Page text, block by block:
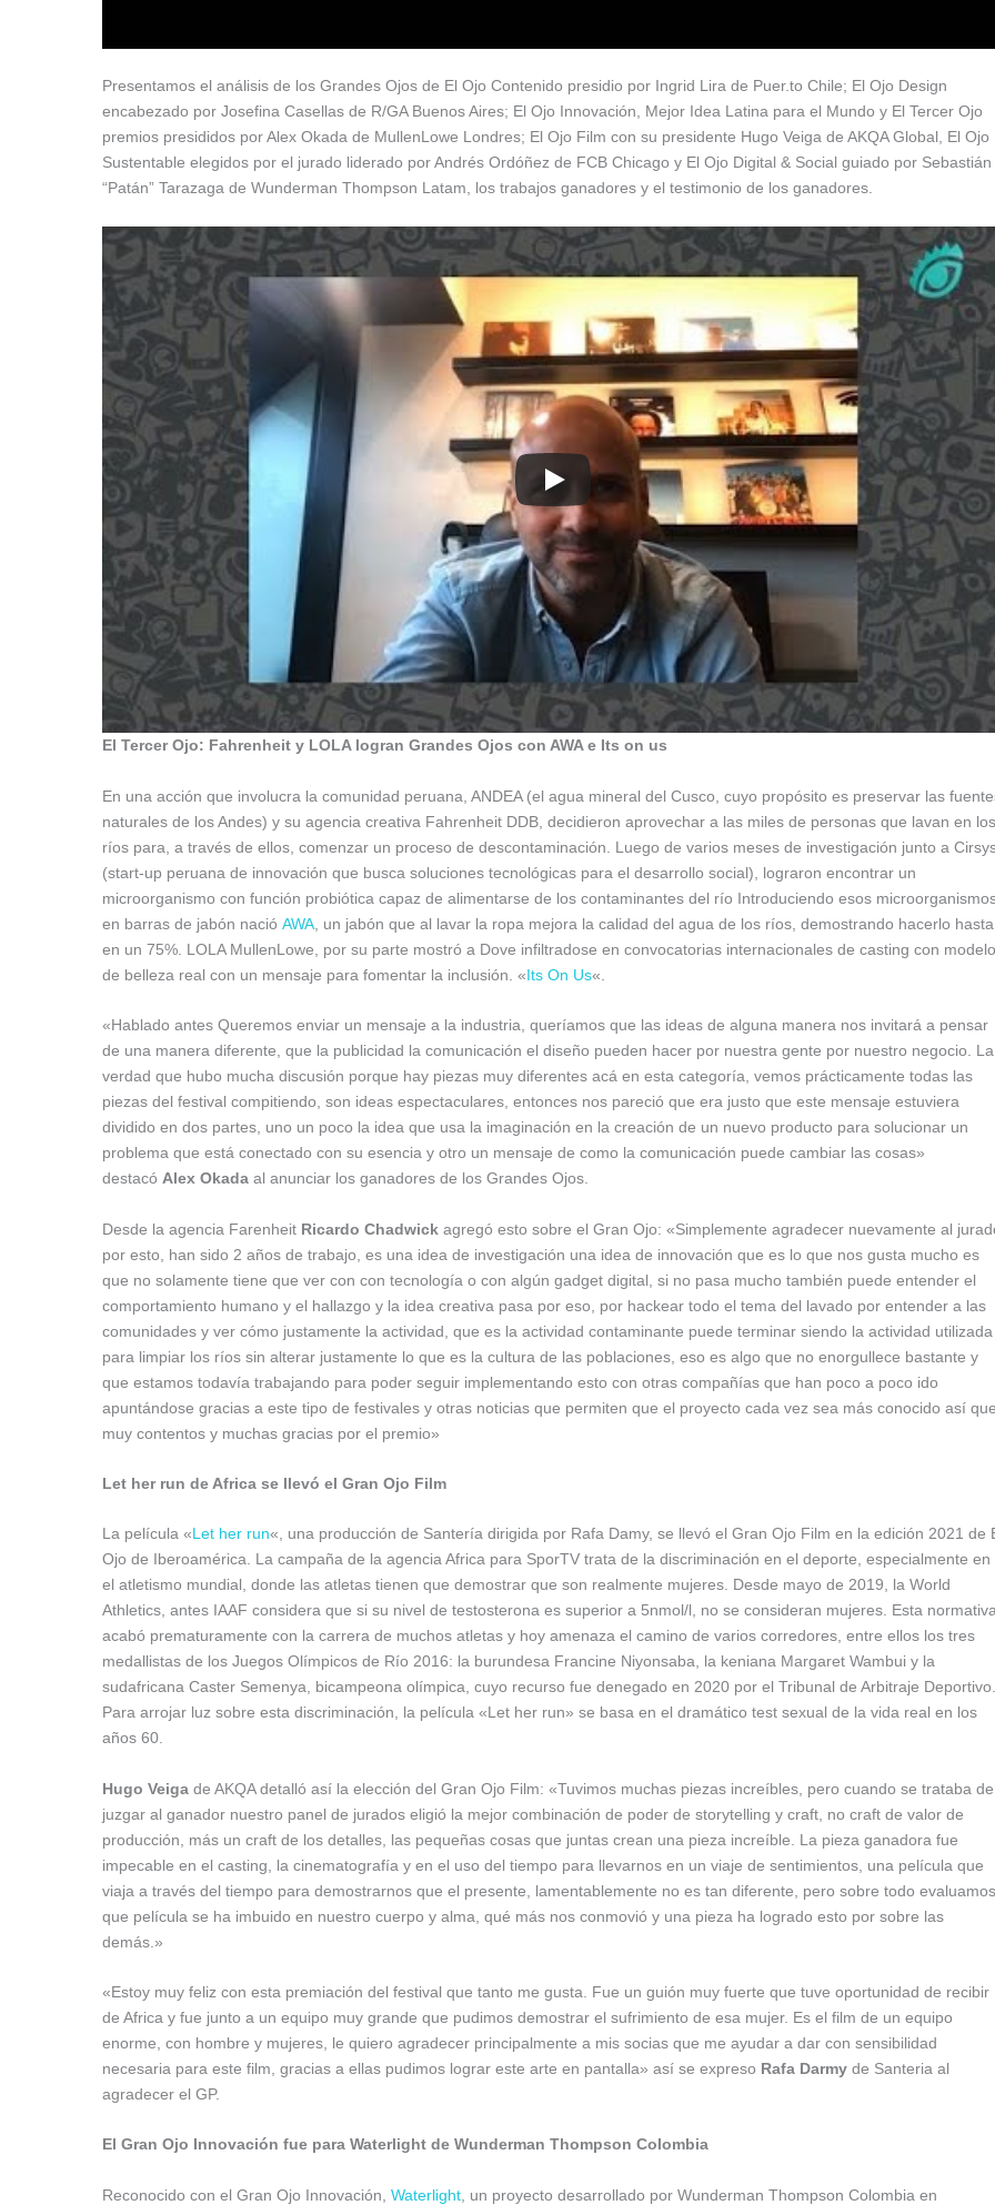
Presentamos el análisis de los Grandes Ojos de El Ojo Contenido presidio por Ingrid Lira de Puer.to Chile; El Ojo Design
encabezado por Josefina Casellas de R/GA Buenos Aires; El Ojo Innovación, Mejor Idea Latina para el Mundo y El Tercer Ojo
premios presididos por Alex Okada de MullenLowe Londres; El Ojo Film con su presidente Hugo Veiga de AKQA Global, El Ojo
Sustentable elegidos por el jurado liderado por Andrés Ordóñez de FCB Chicago y El Ojo Digital & Social guiado por Sebastián
“Patán” Tarazaga de Wunderman Thompson Latam, los trabajos ganadores y el testimonio de los ganadores.
El Tercer Ojo: Fahrenheit y LOLA logran Grandes Ojos con AWA e Its on us
En una acción que involucra la comunidad peruana, ANDEA (el agua mineral del Cusco, cuyo propósito es preservar las
naturales de los Andes) y su agencia creativa Fahrenheit DDB, decidieron aprovechar a las miles de personas que lavan en los
ríos para, a través de ellos, comenzar un proceso de descontaminación. Luego de varios meses de investigación junto a
(start-up peruana de innovación que busca soluciones tecnológicas para el desarrollo social), lograron encontrar un
microorganismo con función probiótica capaz de alimentarse de los contaminantes del río Introduciendo esos
en barras de jabón nació AWA , un jabón que al lavar la ropa mejora la calidad del agua de los ríos, demostrando hacerlo hasta
en un 75%. LOLA MullenLowe, por su parte mostró a Dove infiltradose en convocatorias internacionales de casting con
de belleza real con un mensaje para fomentar la inclusión. «Its On Us«.
«Hablado antes Queremos enviar un mensaje a la industria, queríamos que las ideas de alguna manera nos invitará a pensar
de una manera diferente, que la publicidad la comunicación el diseño pueden hacer por nuestra gente por nuestro negocio. La
verdad que hubo mucha discusión porque hay piezas muy diferentes acá en esta categoría, vemos prácticamente todas las
piezas del festival compitiendo, son ideas espectaculares, entonces nos pareció que era justo que este mensaje estuviera
dividido en dos partes, uno un poco la idea que usa la imaginación en la creación de un nuevo producto para solucionar un
problema que está conectado con su esencia y otro un mensaje de como la comunicación puede cambiar las cosas»
destacó Alex Okada al anunciar los ganadores de los Grandes Ojos.
Desde la agencia Farenheit Ricardo Chadwick agregó esto sobre el Gran Ojo: «Simplemente agradecer nuevamente al
por esto, han sido 2 años de trabajo, es una idea de investigación una idea de innovación que es lo que nos gusta mucho es
que no solamente tiene que ver con con tecnología o con algún gadget digital, si no pasa mucho también puede entender el
comportamiento humano y el hallazgo y la idea creativa pasa por eso, por hackear todo el tema del lavado por entender a las
comunidades y ver cómo justamente la actividad, que es la actividad contaminante puede terminar siendo la actividad utilizada
para limpiar los ríos sin alterar justamente lo que es la cultura de las poblaciones, eso es algo que no enorgullece bastante y
que estamos todavía trabajando para poder seguir implementando esto con otras compañías que han poco a poco ido
apuntándose gracias a este tipo de festivales y otras noticias que permiten que el proyecto cada vez sea más conocido así
muy contentos y muchas gracias por el premio»
Let her run de Africa se llevó el Gran Ojo Film
La película «Let her run«, una producción de Santería dirigida por Rafa Damy, se llevó el Gran Ojo Film en la edición 2021 de
Ojo de Iberoamérica. La campaña de la agencia Africa para SporTV trata de la discriminación en el deporte, especialmente en
el atletismo mundial, donde las atletas tienen que demostrar que son realmente mujeres. Desde mayo de 2019, la World
Athletics, antes IAAF considera que si su nivel de testosterona es superior a 5nmol/l, no se consideran mujeres. Esta
acabó prematuramente con la carrera de muchos atletas y hoy amenaza el camino de varios corredores, entre ellos los tres
medallistas de los Juegos Olímpicos de Río 2016: la burundesa Francine Niyonsaba, la keniana Margaret Wambui y la
sudafricana Caster Semenya, bicampeona olímpica, cuyo recurso fue denegado en 2020 por el Tribunal de Arbitraje Deportivo.
Para arrojar luz sobre esta discriminación, la película «Let her run» se basa en el dramático test sexual de la vida real en los
años 60.
Hugo Veiga de AKQA detalló así la elección del Gran Ojo Film: «Tuvimos muchas piezas increíbles, pero cuando se trataba de
juzgar al ganador nuestro panel de jurados eligió la mejor combinación de poder de storytelling y craft, no craft de valor de
producción, más un craft de los detalles, las pequeñas cosas que juntas crean una pieza increíble. La pieza ganadora fue
impecable en el casting, la cinematografía y en el uso del tiempo para llevarnos en un viaje de sentimientos, una película que
viaja a través del tiempo para demostrarnos que el presente, lamentablemente no es tan diferente, pero sobre todo evaluamos
que película se ha imbuido en nuestro cuerpo y alma, qué más nos conmovió y una pieza ha logrado esto por sobre las
demás.»
«Estoy muy feliz con esta premiación del festival que tanto me gusta. Fue un guión muy fuerte que tuve oportunidad de recibir
de Africa y fue junto a un equipo muy grande que pudimos demostrar el sufrimiento de esa mujer. Es el film de un equipo
enorme, con hombre y mujeres, le quiero agradecer principalmente a mis socias que me ayudar a dar con sensibilidad
necesaria para este film, gracias a ellas pudimos lograr este arte en pantalla» así se expreso Rafa Darmy de Santeria al
agradecer el GP.
El Gran Ojo Innovación fue para Waterlight de Wunderman Thompson Colombia
Reconocido con el Gran Ojo Innovación, Waterlight , un proyecto desarrollado por Wunderman Thompson Colombia en